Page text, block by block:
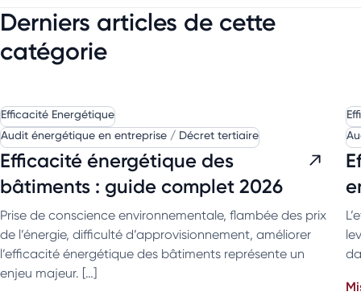
Derniers articles de cette
catégorie
Efficacité Energétique
Audit énergétique en entreprise / Décret tertiaire
Efficacité énergétique des
bâtiments : guide complet 2026
Prise de conscience environnementale, flambée des prix
de l’énergie, difficulté d’approvisionnement, améliorer
l’efficacité énergétique des bâtiments représente un
enjeu majeur. […]